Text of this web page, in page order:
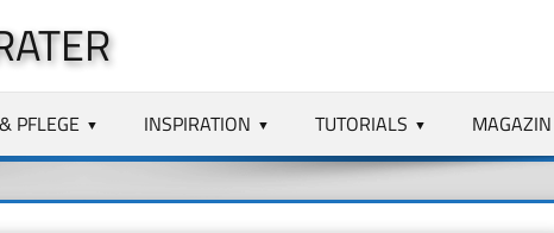
PFLEGE INSPIRATION TUTORIALS MAGAZIN